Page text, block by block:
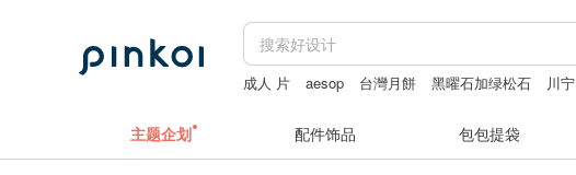
成人 片 aesop 台灣月餅 黑曜石加绿松石
川宁
主题企划 配件饰品 包包提袋